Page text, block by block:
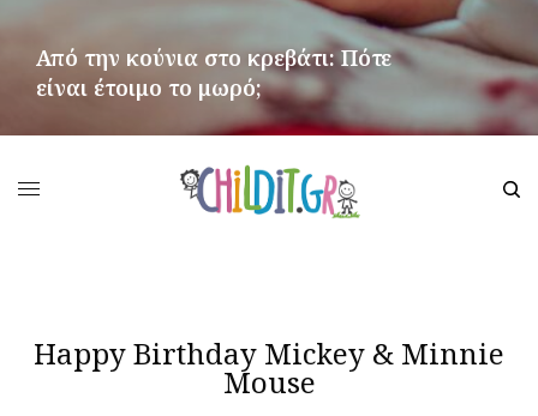
Από την κούνια στο κρεβάτι: Πότε
είναι έτοιμο το μωρό;
Happy Birthday Mickey & Minnie
Mouse